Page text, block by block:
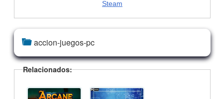
Steam
accion-juegos-pc
Relacionados: